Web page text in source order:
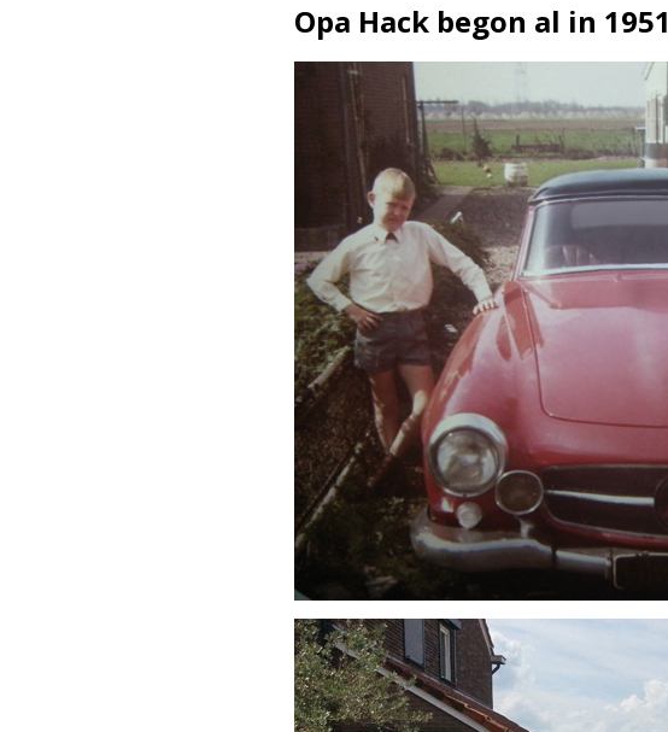
Opa Hack begon al in 1951